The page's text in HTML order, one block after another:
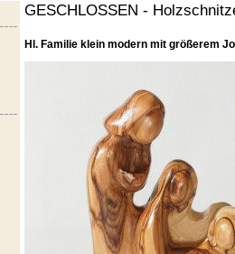
GESCHLOSSEN -
Hl. Familie klein modern mit größerem